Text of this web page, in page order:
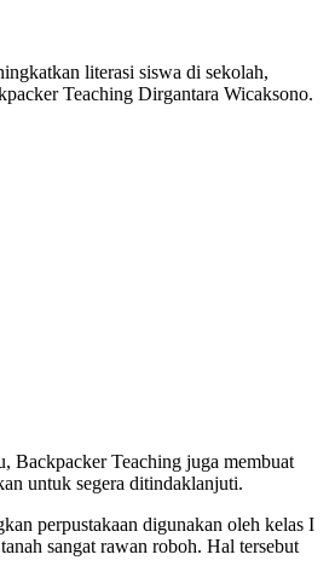
literasi siswa di sekolah,
Teaching Dirgantara Wicaksono.
Backpacker Teaching juga membuat
untuk segera ditindaklanjuti.
perpustakaan digunakan oleh kelas I
sangat rawan roboh. Hal tersebut